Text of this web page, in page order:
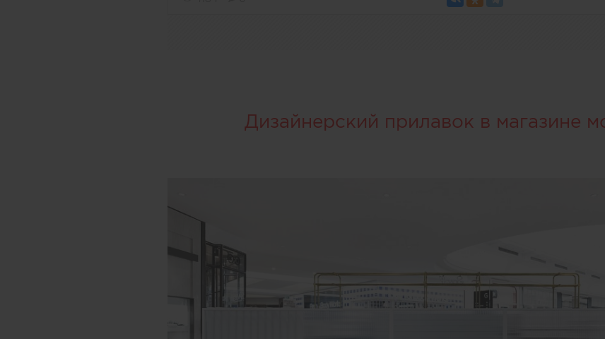
Дизайнерский прилавок в магазине